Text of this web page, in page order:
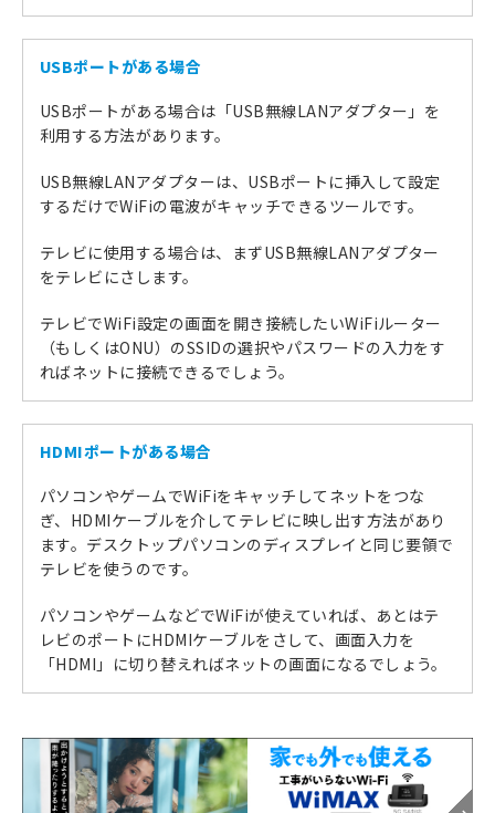
USBポートがある場合
USBポートがある場合は「USB無線LANアダプター」を
利用する方法があります。
USB無線LANアダプターは、USBポートに挿入して設定
するだけでWiFiの電波がキャッチできるツールです。
テレビに使用する場合は、まずUSB無線LANアダプター
をテレビにさします。
テレビでWiFi設定の画面を開き接続したいWiFiルーター
（もしくはONU）のSSIDの選択やパスワードの入力をす
ればネットに接続できるでしょう。
HDMIポートがある場合
パソコンやゲームでWiFiをキャッチしてネットをつな
ぎ、HDMIケーブルを介してテレビに映し出す方法があり
ます。デスクトップパソコンのディスプレイと同じ要領で
テレビを使うのです。
パソコンやゲームなどでWiFiが使えていれば、あとはテ
レビのポートにHDMIケーブルをさして、画面入力を
「HDMI」に切り替えればネットの画面になるでしょう。